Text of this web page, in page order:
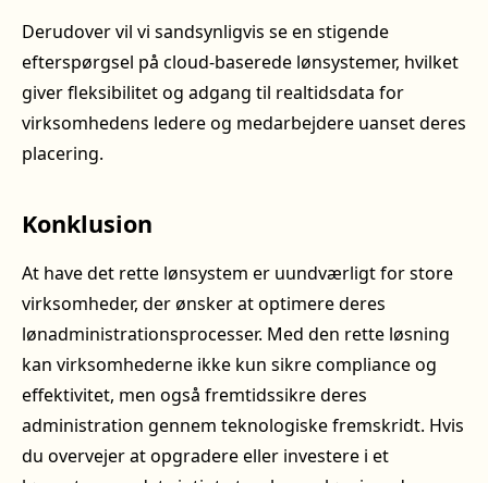
Derudover vil vi sandsynligvis se en stigende
efterspørgsel på cloud-baserede lønsystemer, hvilket
giver fleksibilitet og adgang til realtidsdata for
virksomhedens ledere og medarbejdere uanset deres
placering.
Konklusion
At have det rette lønsystem er uundværligt for store
virksomheder, der ønsker at optimere deres
lønadministrationsprocesser. Med den rette løsning
kan virksomhederne ikke kun sikre compliance og
effektivitet, men også fremtidssikre deres
administration gennem teknologiske fremskridt. Hvis
du overvejer at opgradere eller investere i et